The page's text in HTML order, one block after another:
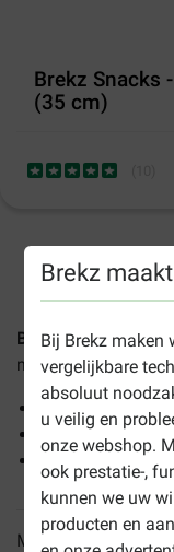
Brekz
Bij Brekz maken
vergelijkbare
absoluut
u veilig en
onze webshop.
ook prestatie-,
kunnen we uw
producten en
Brekz Snacks
(35 cm)
Brekz Snacks -
natuurlijke traktatie
Natuurlijke
Voor iedere hond
35 centimeter
Meer informatie